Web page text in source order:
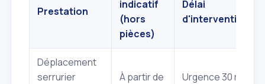
Prestation
indicatif
(hors
pièces)
Délai
d'intervention
Déplacement
serrurier
À partir de
Urgence 30 min